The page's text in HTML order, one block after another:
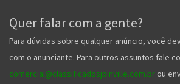
Quer falar com a gente?
Para dúvidas sobre qualquer anúncio, você
com o anunciante. Para outros assuntos fale
comercial@classificadosjoinville.com.br ou